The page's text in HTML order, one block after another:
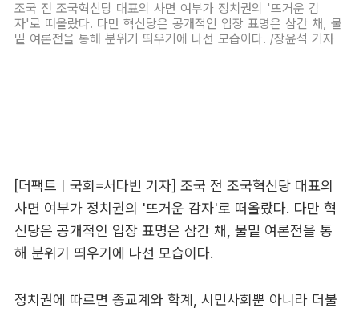
조국 전 조국혁신당 대표의 사면 여부가 정치권의 '뜨거운 감
자'로 떠올랐다. 다만 혁신당은 공개적인 입장 표명은 삼간 채, 물
밑 여론전을 통해 분위기 띄우기에 나선 모습이다. /장윤석 기자
[더팩트ㅣ국회=서다빈 기자] 조국 전 조국혁신당 대표의
사면 여부가 정치권의 '뜨거운 감자'로 떠올랐다. 다만 혁
신당은 공개적인 입장 표명은 삼간 채, 물밑 여론전을 통
해 분위기 띄우기에 나선 모습이다.
정치권에 따르면 종교계와 학계, 시민사회뿐 아니라 더불